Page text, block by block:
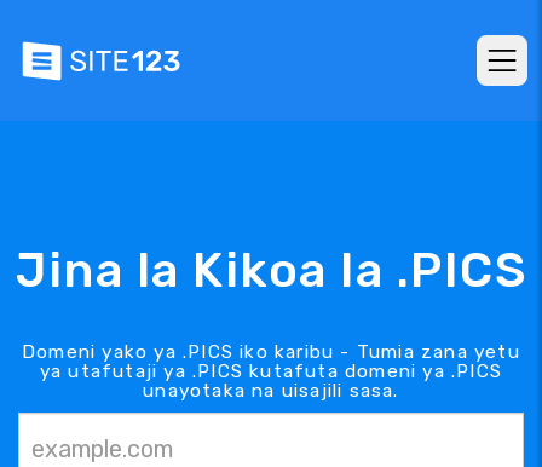
Jina la Kikoa la .PICS
Domeni yako ya .PICS iko karibu - Tumia zana yetu
ya utafutaji ya .PICS kutafuta domeni ya .PICS
unayotaka na uisajili sasa.